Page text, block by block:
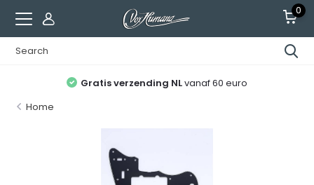
0
Gratis verzending NLvanaf 60 euro
Home